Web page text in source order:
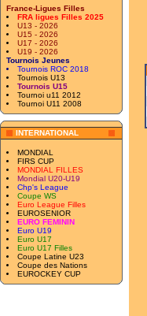
France-Ligues Filles
FRA ligues Filles 2025
U13 - 2026
U15 - 2026
U17 - 2026
U19 - 2026
Tournois Jeunes
Tournois ROC 2018
Tournois U13
Tournois U15
Tournoi u11 2012
Tournoi U11 2008
INTERNATIONAL
MONDIAL
FIRS CUP
MONDIAL FILLES
Mondial U20-U19
Chp's League
Coupe WS
Euro League Filles
EUROSENIOR
EURO FEMININ
Euro U19
Euro U17
Euro U17 Filles
Coupe Latine U23
Coupe des Nations
EUROCKEY CUP